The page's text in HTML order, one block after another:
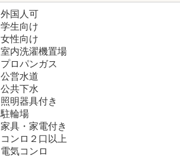
外国人可
学生向け
女性向け
室内洗濯機置場
プロパンガス
公営水道
公共下水
照明器具付き
駐輪場
家具・家電付き
コンロ２口以上
電気コンロ